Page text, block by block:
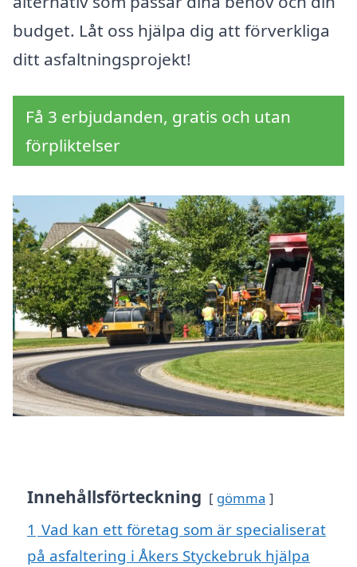
budget. Låt oss hjälpa dig att förverkliga
ditt asfaltningsprojekt!
Få 3 erbjudanden, gratis och utan
förpliktelser
Innehållsförteckning gömma
1 Vad kan ett företag som är specialiserat
på asfaltering i Åkers Styckebruk hjälpa